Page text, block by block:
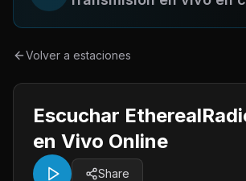
Volver a estaciones
Escuchar
en Vivo Online
Share